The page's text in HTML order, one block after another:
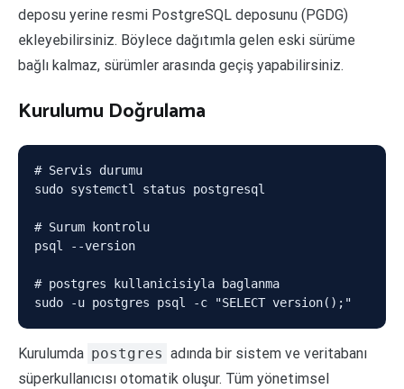
deposu yerine resmi PostgreSQL deposunu (PGDG)
ekleyebilirsiniz. Böylece dağıtımla gelen eski sürüme
bağlı kalmaz, sürümler arasında geçiş yapabilirsiniz.
Kurulumu Doğrulama
# Servis durumu
sudo systemctl status postgresql
# Surum kontrolu
psql --version
# postgres kullanicisiyla baglanma
sudo -u postgres psql -c "SELECT version();"
Kurulumda postgres adında bir sistem ve veritabanı
süperkullanıcısı otomatik oluşur. Tüm yönetimsel